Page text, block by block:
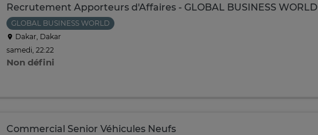
Recrutement Apporteurs d'Affaires - GLOBAL BUSINESS WORLD
GLOBAL BUSINESS WORLD
Dakar, Dakar
samedi, 22:22
Non défini
Commercial Senior Véhicules Neufs